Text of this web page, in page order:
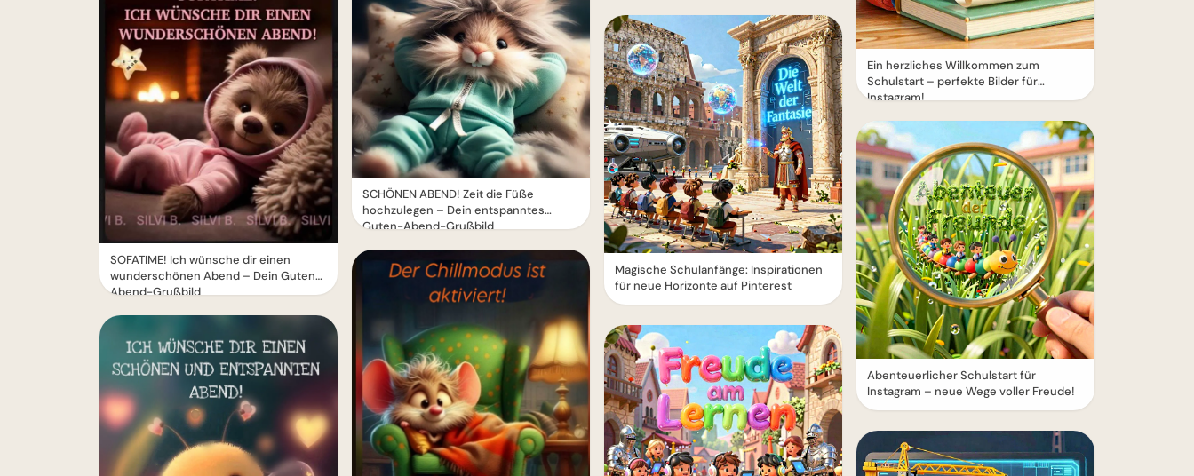
SOFATIME! Ich wünsche dir einen
wunderschönen Abend – Dein Guten-
Abend-Grußbild
SCHÖNEN ABEND! Zeit die Füße
hochzulegen – Dein entspanntes
Guten-Abend-Grußbild
Magische Schulanfänge: Inspirationen
für neue Horizonte auf Pinterest
Ein herzliches Willkommen zum
Schulstart – perfekte Bilder für
Instagram!
Abenteuerlicher Schulstart für
Instagram – neue Wege voller Freude!